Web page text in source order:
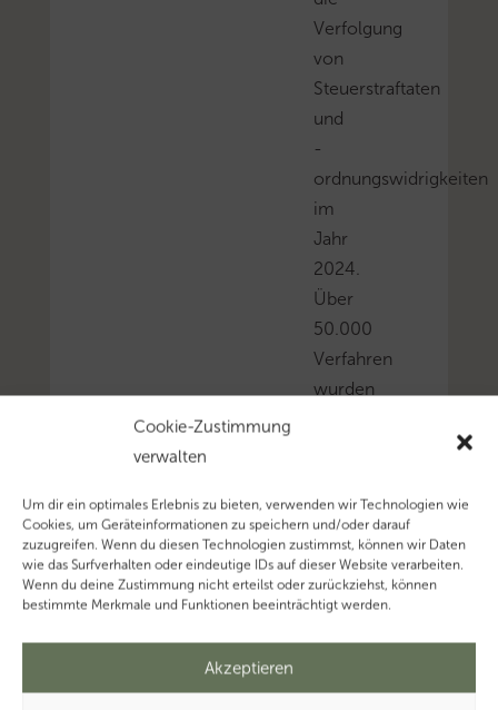
Cookie-Zustimmung
verwalten
Um dir ein optimales Erlebnis zu bieten, verwenden wir Technologien wie
Cookies, um Geräteinformationen zu speichern und/oder darauf
zuzugreifen. Wenn du diesen Technologien zustimmst, können wir Daten
wie das Surfverhalten oder eindeutige IDs auf dieser Website verarbeiten.
Wenn du deine Zustimmung nicht erteilst oder zurückziehst, können
bestimmte Merkmale und Funktionen beeinträchtigt werden.
Akzeptieren
Verfolgung
von
Steuerstraftaten
und
-
ordnungswidrigkeiten
im
Jahr
2024.
Über
50.000
Verfahren
wurden
Thema
‚Steuerfahndung’…
Mehr
zum